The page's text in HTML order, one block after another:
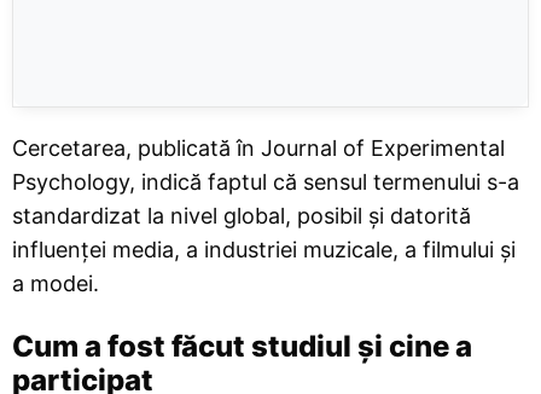
Cercetarea, publicată în Journal of Experimental
Psychology, indică faptul că sensul termenului s-a
standardizat la nivel global, posibil și datorită
influenței media, a industriei muzicale, a filmului și
a modei.
Cum a fost făcut studiul și cine a
participat